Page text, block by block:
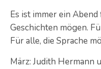
Es ist immer ein
Geschichten mögen.
Für alle, die Sprache
März: Judith Hermann